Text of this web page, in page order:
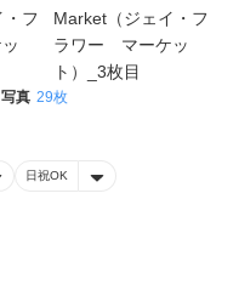
写真 29枚
日祝OK